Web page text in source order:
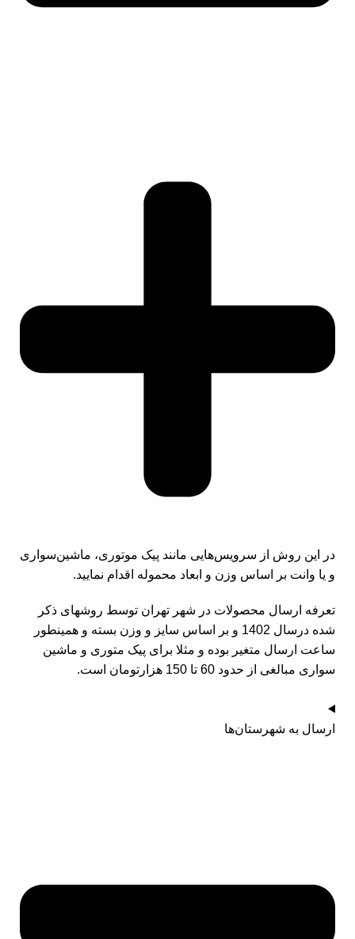
در این روش از سرویس‌هایی مانند پیک موتوری، ماشین‌سواری
و یا وانت بر اساس وزن و ابعاد محموله اقدام نمایید.
تعرفه ارسال محصولات در شهر تهران توسط روشهای ذکر
شده درسال 1402 و بر اساس سایز و وزن بسته و همینطور
ساعت ارسال متغیر بوده و مثلا برای پیک متوری و ماشین
سواری مبالغی از حدود 60 تا 150 هزارتومان است.
ارسال به شهرستان‌ها